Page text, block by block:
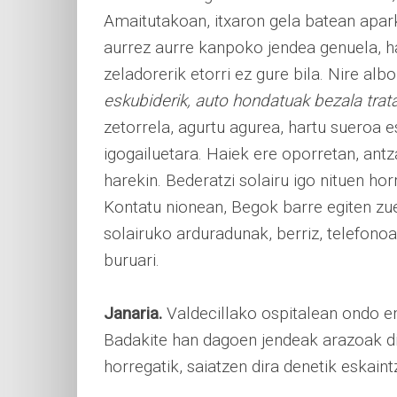
Amaitutakoan, itxaron gela batean
aurrez aurre kanpoko jendea genuela,
zeladorerik etorri ez gure bila. Nire
eskubiderik, auto hondatuak bezala
zetorrela, agurtu agurea, hartu sueroa
igogailuetara. Haiek ere oporretan,
harekin. Bederatzi solairu igo nituen
Kontatu nionean, Begok barre egiten
solairuko arduradunak, berriz,
buruari.
Janaria. Valdecillako ospitalean ondo
Badakite han dagoen jendeak arazoak
horregatik, saiatzen dira denetik